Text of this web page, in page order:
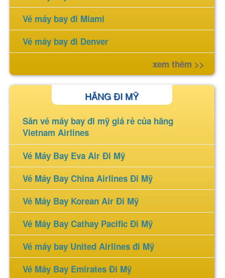
Vé máy bay đi Miami
Vé máy bay đi Denver
xem thêm >>
HÃNG ĐI MỸ
Săn vé máy bay đi mỹ giá rẻ của hãng
Vietnam Airlines
Vé Máy Bay Eva Air Đi Mỹ
Vé Máy Bay China Airlines Đi Mỹ
Vé Máy Bay Korean Air Đi Mỹ
Vé Máy Bay Cathay Pacific Đi Mỹ
Vé máy bay United Airlines đi Mỹ
Vé Máy Bay Emirates Đi Mỹ